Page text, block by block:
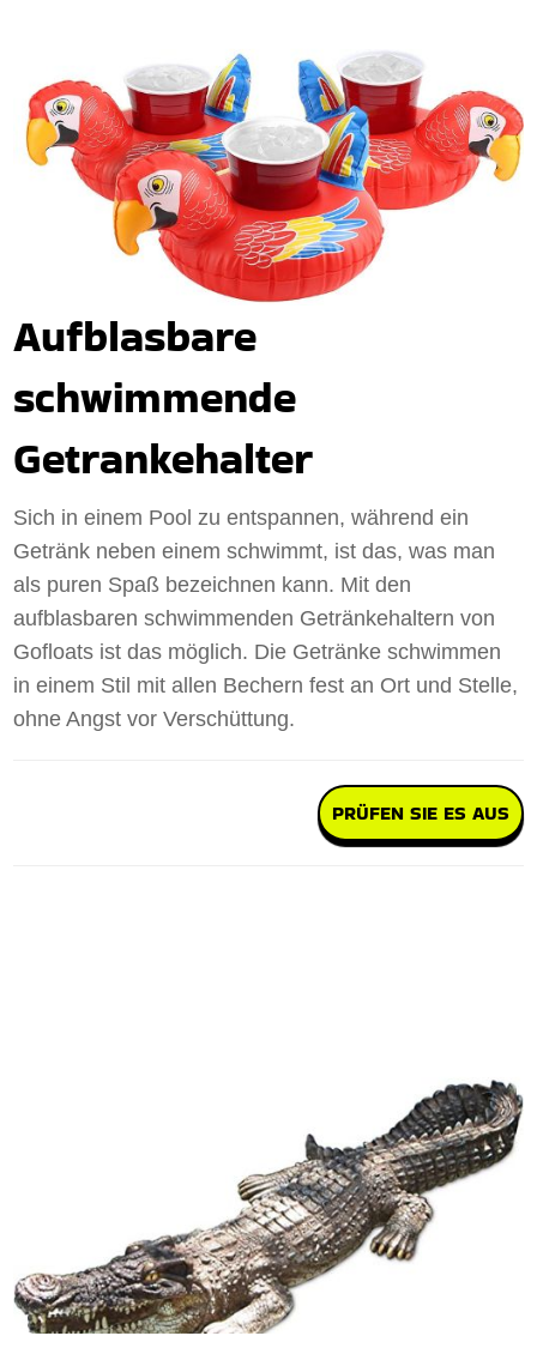
Aufblasbare
schwimmende
Getrankehalter
Sich in einem Pool zu entspannen, während ein
Getränk neben einem schwimmt, ist das, was man
als puren Spaß bezeichnen kann. Mit den
aufblasbaren schwimmenden Getränkehaltern von
Gofloats ist das möglich. Die Getränke schwimmen
in einem Stil mit allen Bechern fest an Ort und Stelle,
ohne Angst vor Verschüttung.
PRÜFEN SIE ES AUS